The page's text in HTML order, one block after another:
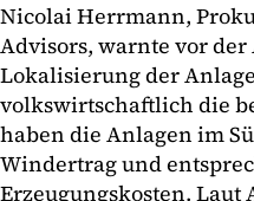
Nicolai Herrmann,
Advisors, warnte vor
Lokalisierung der
volkswirtschaftlich die
haben die Anlagen im
Windertrag und
Erzeugungskosten. Laut